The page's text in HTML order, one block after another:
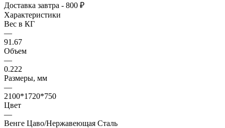
Доставка завтра - 800 ₽
Характеристики
Вес в КГ
—
91.67
Объем
—
0.222
Размеры, мм
—
2100*1720*750
Цвет
—
Венге Цаво/Нержавеющая Сталь